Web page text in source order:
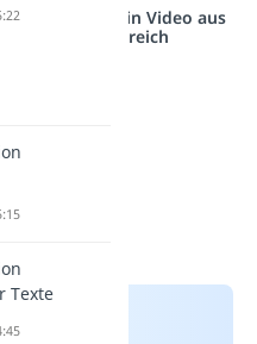
Hier ein Video aus
anderen Bereich
Texte